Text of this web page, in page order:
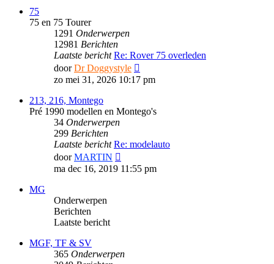
75
75 en 75 Tourer
1291 Onderwerpen
12981 Berichten
Laatste bericht Re: Rover 75 overleden
doorDr Doggystyle
laatste
bericht
zo mei 31, 2026 10:17 pm
213, 216, Montego
Pré 1990 modellen en Montego's
34 Onderwerpen
299 Berichten
Laatste bericht Re: modelauto
doorMARTIN
laatste
bericht
ma dec 16, 2019 11:55 pm
MG
Onderwerpen
Berichten
Laatste bericht
MGF, TF & SV
365 Onderwerpen